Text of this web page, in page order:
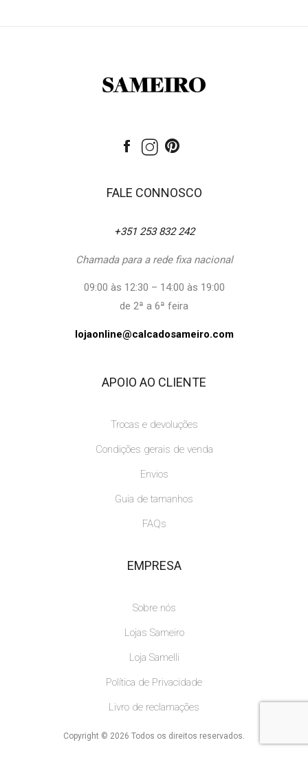
FALE CONNOSCO
+351 253 832 242
Chamada para a rede fixa nacional
09:00 às 12:30 – 14:00 às 19:00
de 2ª a 6ª feira
lojaonline@calcadosameiro.com
APOIO AO CLIENTE
Trocas e devoluções
Condições gerais de venda
Envios
Guia de tamanhos
FAQs
EMPRESA
Sobre nós
Lojas Sameiro
Loja Samelli
Política de Privacidade
Livro de reclamações
Copyright © 2026 Todos os direitos reservados.